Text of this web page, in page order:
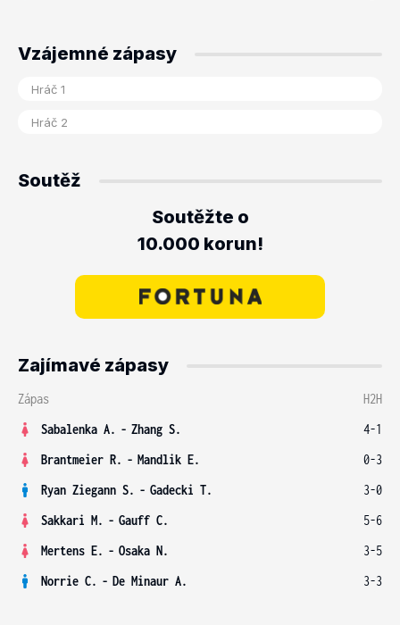
Vzájemné zápasy
Soutěž
Soutěžte o
10.000 korun!
Zajímavé zápasy
Zápas
H2H
Sabalenka A. - Zhang S.
4-1
Brantmeier R. - Mandlik E.
0-3
Ryan Ziegann S. - Gadecki T.
3-0
Sakkari M. - Gauff C.
5-6
Mertens E. - Osaka N.
3-5
Norrie C. - De Minaur A. 3-3